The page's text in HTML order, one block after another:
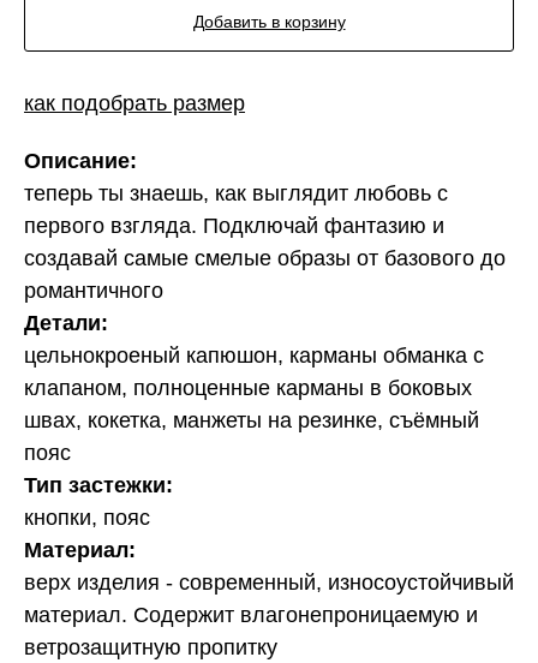
Добавить в корзину
как подобрать размер
Описание:
теперь ты знаешь, как выглядит любовь с
первого взгляда. Подключай фантазию и
создавай самые смелые образы от базового до
романтичного
Детали:
цельнокроеный капюшон, карманы обманка с
клапаном, полноценные карманы в боковых
швах, кокетка, манжеты на резинке, съёмный
пояс
Тип застежки:
кнопки, пояс
Материал:
верх изделия - современный, износоустойчивый
материал. Содержит влагонепроницаемую и
ветрозащитную пропитку